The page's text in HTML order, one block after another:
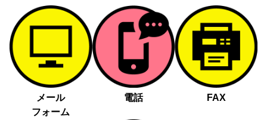
メール
フォーム
電話 FAX